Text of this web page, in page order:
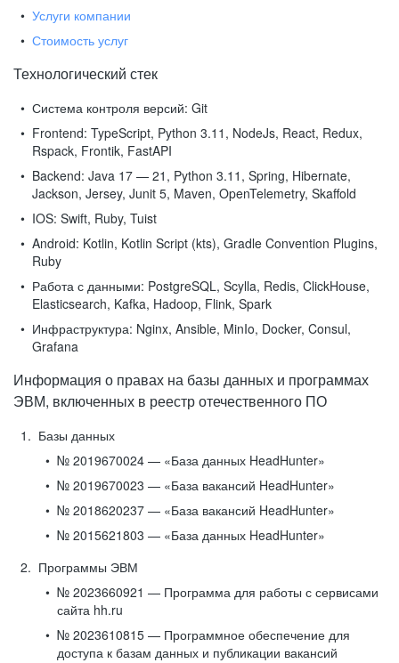
Услуги компании
Стоимость услуг
Технологический стек
Система контроля версий: Git
Frontend: TypeScript, Python 3.11, NodeJs, React, Redux,
Rspack, Frontik, FastAPI
Backend: Java 17 — 21, Python 3.11, Spring, Hibernate,
Jackson, Jersey, Junit 5, Maven, OpenTelemetry, Skaffold
IOS: Swift, Ruby, Tuist
Android: Kotlin, Kotlin Script (kts), Gradle Convention Plugins,
Ruby
Работа с данными: PostgreSQL, Scylla, Redis, ClickHouse,
Elasticsearch, Kafka, Hadoop, Flink, Spark
Инфраструктура: Nginx, Ansible, MinIo, Docker, Consul,
Grafana
Информация о правах на базы данных и программах
ЭВМ, включенных в реестр отечественного ПО
Базы данных
№ 2019670024 — «База данных HeadHunter»
№ 2019670023 — «База вакансий HeadHunter»
№ 2018620237 — «База вакансий HeadHunter»
№ 2015621803 — «База данных HeadHunter»
Программы ЭВМ
№ 2023660921 — Программа для работы с сервисами
сайта hh.ru
№ 2023610815 — Программное обеспечение для
доступа к базам данных и публикации вакансий